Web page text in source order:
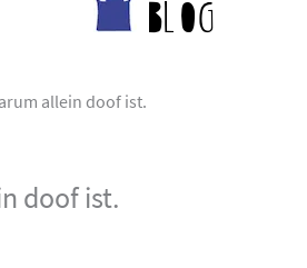
Blog
allein doof ist.
doof ist.